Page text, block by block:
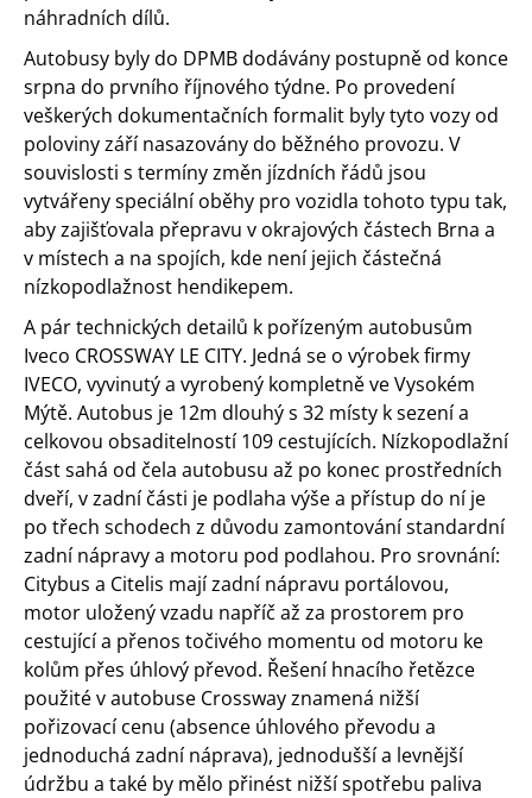
náhradních dílů.
Autobusy byly do DPMB dodávány postupně od konce
srpna do prvního říjnového týdne. Po provedení
veškerých dokumentačních formalit byly tyto vozy od
poloviny září nasazovány do běžného provozu. V
souvislosti s termíny změn jízdních řádů jsou
vytvářeny speciální oběhy pro vozidla tohoto typu tak,
aby zajišťovala přepravu v okrajových částech Brna a
v místech a na spojích, kde není jejich částečná
nízkopodlažnost hendikepem.
A pár technických detailů k pořízeným autobusům
Iveco CROSSWAY LE CITY. Jedná se o výrobek firmy
IVECO, vyvinutý a vyrobený kompletně ve Vysokém
Mýtě. Autobus je 12m dlouhý s 32 místy k sezení a
celkovou obsaditelností 109 cestujících. Nízkopodlažní
část sahá od čela autobusu až po konec prostředních
dveří, v zadní části je podlaha výše a přístup do ní je
po třech schodech z důvodu zamontování standardní
zadní nápravy a motoru pod podlahou. Pro srovnání:
Citybus a Citelis mají zadní nápravu portálovou,
motor uložený vzadu napříč až za prostorem pro
cestující a přenos točivého momentu od motoru ke
kolům přes úhlový převod. Řešení hnacího řetězce
použité v autobuse Crossway znamená nižší
pořizovací cenu (absence úhlového převodu a
jednoduchá zadní náprava), jednodušší a levnější
údržbu a také by mělo přinést nižší spotřebu paliva